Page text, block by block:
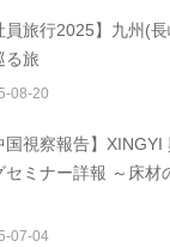
員旅行2025】九州(
る旅
08-20
国視察報告】
セミナー詳報 ～床材
07-04